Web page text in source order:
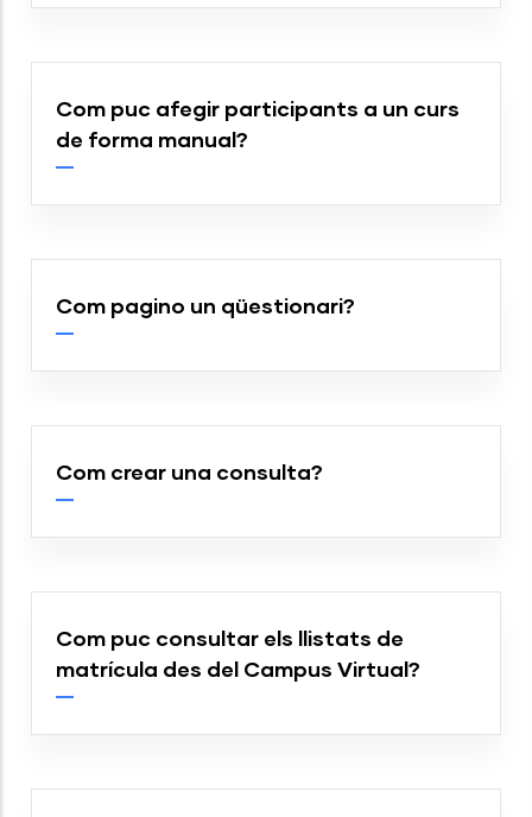
Com puc afegir participants a un curs
de forma manual?
Com pagino un qüestionari?
Com crear una consulta?
Com puc consultar els llistats de
matrícula des del Campus Virtual?